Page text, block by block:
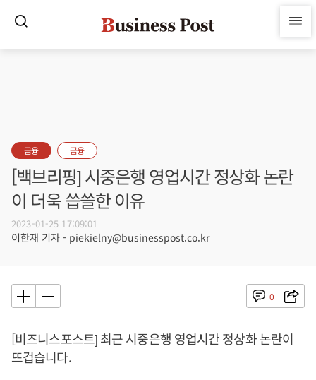
금융 금융
[백브리핑] 시중은행 영업시간 정상화 논란
이 더욱 씁쓸한 이유
2023-01-25 17:09:01
이한재 기자 - piekielny@businesspost.co.kr
0
[비즈니스포스트] 최근 시중은행 영업시간 정상화 논란이
뜨겁습니다.